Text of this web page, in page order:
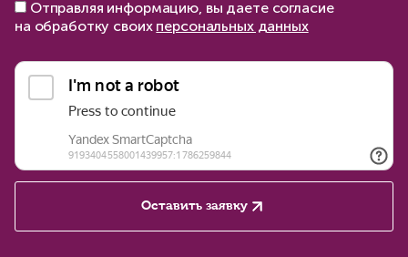
Отправляя информацию, вы даете согласие
на обработку своих персональных данных
Оставить заявку